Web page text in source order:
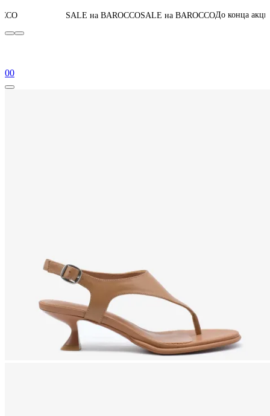
SALE на BAROCCOSALE на BAROCCOДо конца акции07 :08:54 :37
00